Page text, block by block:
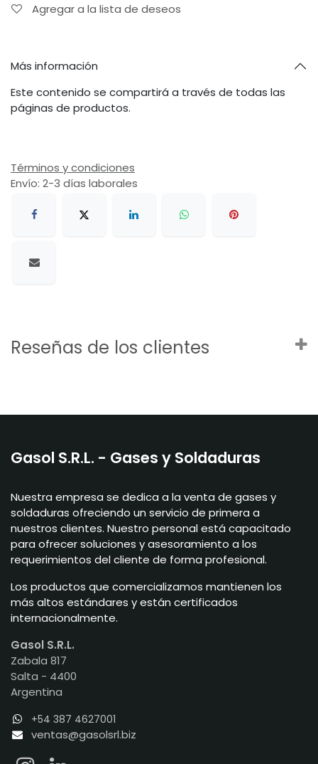
Agregar a la lista de deseos
Más información
Este contenido se compartirá a través de todas las
páginas de productos.
Términos y condiciones
Envío: 2-3 días laborales
Reseñas de los clientes
Gasol S.R.L. - Gases y Soldaduras
Nuestra empresa se dedica a la venta de gases y
soldaduras ofreciendo un servicio de primera a
nuestros clientes. Nuestro personal está capacitado
para ofrecer soluciones y asesoramiento a los
requerimientos del cliente de forma profesional.
Los productos que comercializamos mantienen los
más altos estándares y están certificados
internacionalmente.
Gasol S.R.L.
Zabala 817
Salta - 4400
Argentina
+54 387 4627001
ventas@gasolsrl.biz